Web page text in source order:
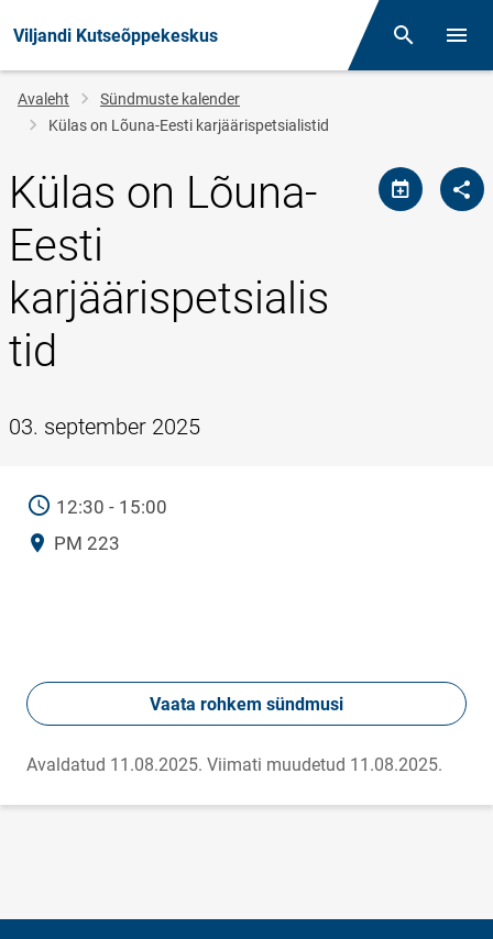
Viljandi Kutseõppekeskus Otsing
Jälglink
Avaleht
Sündmuste kalender
Külas on Lõuna-Eesti karjäärispetsialistid
Külas on Lõuna-
Eesti
karjäärispetsialis
tid
03. september 2025
AEG12:30 - 15:00
Asukoht
PM 223
Vaata rohkem sündmusi
Avaldatud 11.08.2025. Viimati muudetud 11.08.2025.